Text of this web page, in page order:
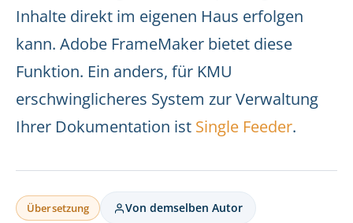
Inhalte direkt im eigenen Haus erfolgen
kann. Adobe FrameMaker bietet diese
Funktion. Ein anders, für KMU
erschwinglicheres System zur Verwaltung
Ihrer Dokumentation ist Single Feeder.
Übersetzung Von demselben Autor